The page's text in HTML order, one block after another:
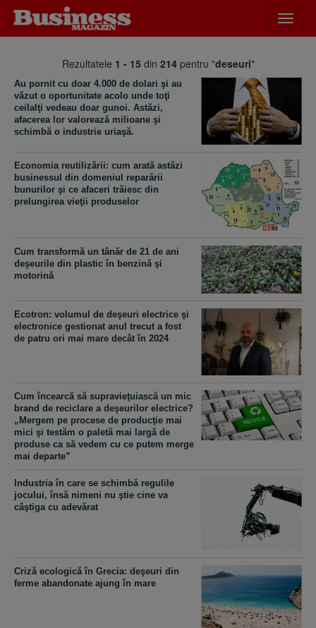
meniu
Rezultatele 1 - 15 din 214pentru "deseuri"
Au pornit cu doar 4.000 de dolari şi au
văzut o oportunitate acolo unde toţi
ceilalţi vedeau doar gunoi. Astăzi,
afacerea lor valorează milioane şi
schimbă o industrie uriaşă.
Economia reutilizării: cum arată astăzi
businessul din domeniul reparării
bunurilor şi ce afaceri trăiesc din
prelungirea vieţii produselor
Cum transformă un tânăr de 21 de ani
deşeurile din plastic în benzină şi
motorină
Ecotron: volumul de deşeuri electrice şi
electronice gestionat anul trecut a fost
de patru ori mai mare decât în 2024
Cum încearcă să supravieţuiască un mic
brand de reciclare a deşeurilor electrice?
„Mergem pe procese de producţie mai
mici şi testăm o paletă mai largă de
produse ca să vedem cu ce putem merge
mai departe”
Industria în care se schimbă regulile
jocului, însă nimeni nu ştie cine va
câştiga cu adevărat
Criză ecologică în Grecia: deşeuri din
ferme abandonate ajung în mare